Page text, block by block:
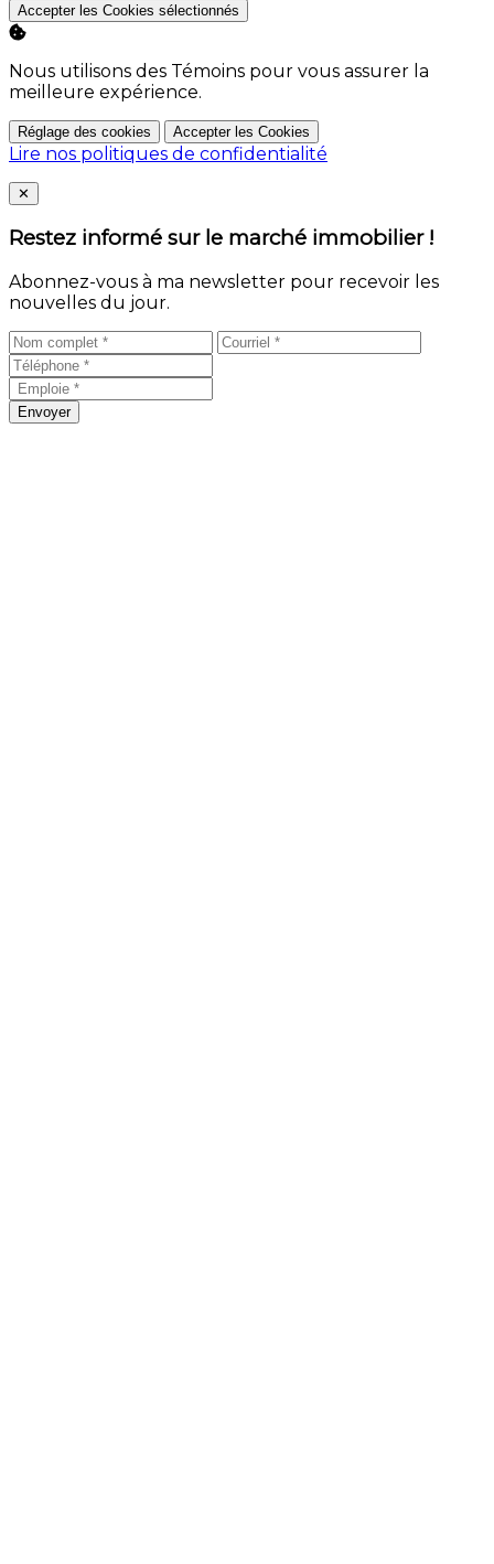
Accepter les Cookies sélectionnés
Nous utilisons des Témoins pour vous assurer la
meilleure expérience.
Réglage des cookies Accepter les Cookies
Lire nos politiques de confidentialité
Close
✕
Restez informé sur le marché immobilier !
Abonnez-vous à ma newsletter pour recevoir les
nouvelles du jour.
Envoyer